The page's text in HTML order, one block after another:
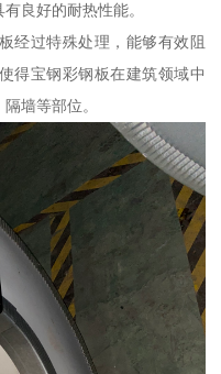
良好的耐热性能。
经过特殊处理，能够有效阻
得宝钢彩钢板在建筑领域中
墙等部位。